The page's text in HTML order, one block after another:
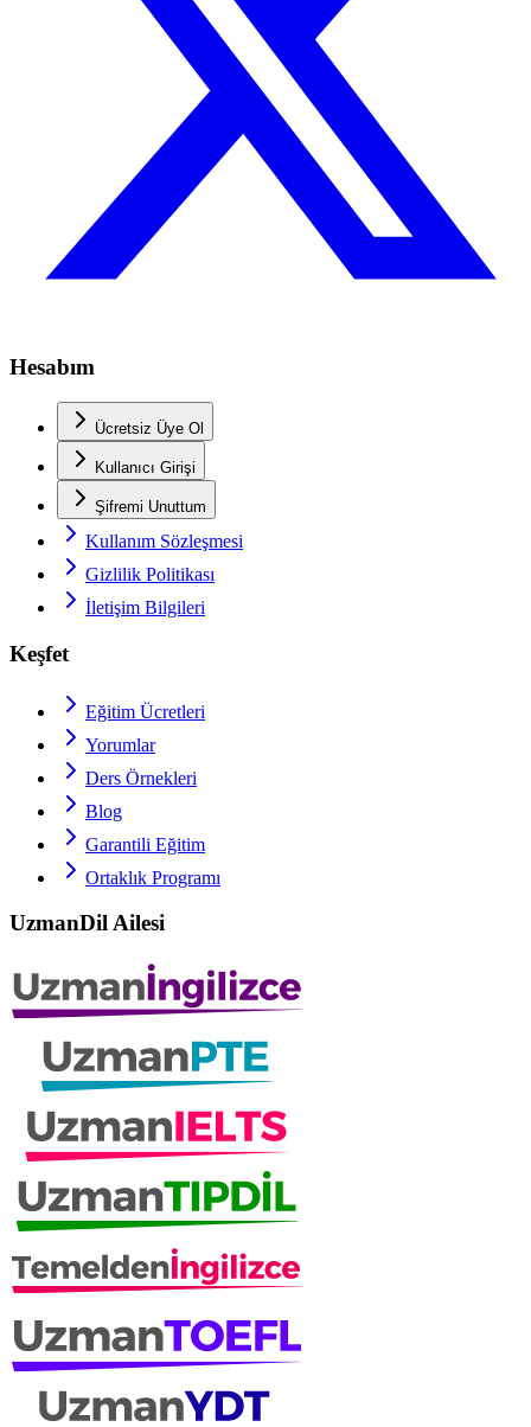
Hesabım
Ücretsiz Üye Ol
Kullanıcı Girişi
Şifremi Unuttum
Kullanım Sözleşmesi
Gizlilik Politikası
İletişim Bilgileri
Keşfet
Eğitim Ücretleri
Yorumlar
Ders Örnekleri
Blog
Garantili Eğitim
Ortaklık Programı
UzmanDil Ailesi